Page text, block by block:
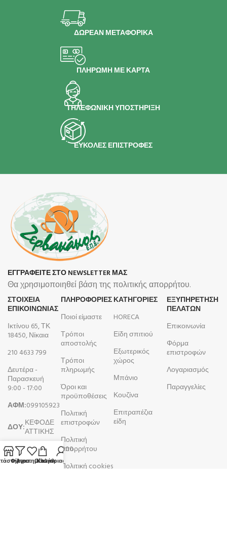
ΔΩΡΕΑΝ ΜΕΤΑΦΟΡΙΚΑ
ΠΛΗΡΩΜΗ ΜΕ ΚΑΡΤΑ
ΤΗΛΕΦΩΝΙΚΗ ΥΠΟΣΤΗΡΙΞΗ
ΕΥΚΟΛΕΣ ΕΠΙΣΤΡΟΦΕΣ
ΕΓΓΡΑΦΕΙΤΕ ΣΤΟ NEWSLETTER ΜΑΣ
Θα χρησιμοποιηθεί βάση της πολιτικής απορρήτου.
ΣΤΟΙΧΕΙΑ
ΕΠΙΚΟΙΝΩΝΙΑΣ
Ικτίνου 65, ΤΚ
18450, Νίκαια
210 4633 799
Δευτέρα -
Παρασκευή
9:00 - 17:00
ΑΦΜ:099105923
ΔΟΥ:ΚΕΦΟΔΕ
ΑΤΤΙΚΗΣ
ΓΕΜΗ:044610107000
ΠΛΗΡΟΦΟΡΊΕΣ
Ποιοί είμαστε
Τρόποι
αποστολής
Τρόποι
πληρωμής
Όροι και
προϋποθέσεις
Πολιτική
επιστροφών
Πολιτική
απορρήτου
Πολιτική cookies
ΚΑΤΗΓΟΡΙΕΣ
HORECA
Είδη σπιτιού
Εξωτερικός
χώρος
Μπάνιο
Κουζίνα
Επιτραπέζια
είδη
ΕΞΥΠΗΡΕΤΗΣΗ
ΠΕΛΑΤΩΝ
Επικοινωνία
Φόρμα
επιστροφών
Λογαριασμός
Παραγγελίες
Φίλτρα
ΑγαπημέναΚαλάθι
Ο λογαριασμός μου